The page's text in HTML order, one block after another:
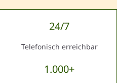
24/7
Telefonisch erreichbar
1.000+